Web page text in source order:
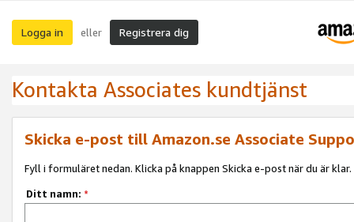
Logga in eller Registrera dig
Kontakta Associates kundtjänst
Skicka e-post till Amazon.se Associate
Fyll i formuläret nedan. Klicka på knappen Skicka e-post när du är klar.
Ditt namn: *